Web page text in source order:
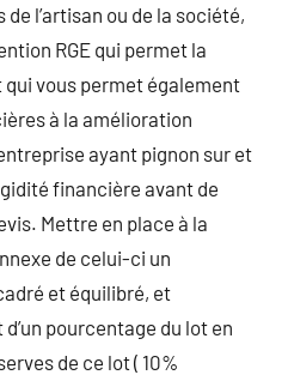
l’artisan ou de la société,
RGE qui permet la
vous permet également
à la amélioration
ayant pignon sur et
financière avant de
Mettre en place à la
de celui-ci un
et équilibré, et
pourcentage du lot en
de ce lot ( 10%